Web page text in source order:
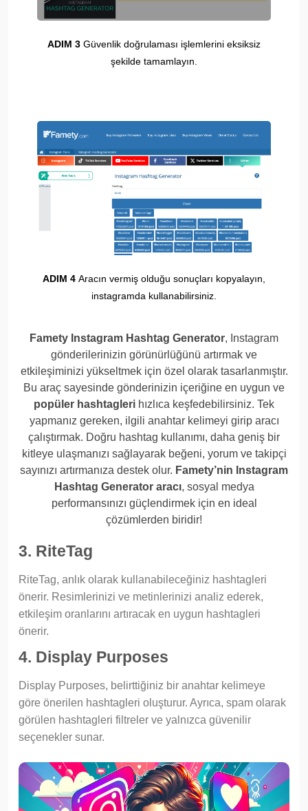
ADIM 3 Güvenlik doğrulaması işlemlerini eksiksiz
şekilde tamamlayın.
ADIM 4 Aracın vermiş olduğu sonuçları kopyalayın,
instagramda kullanabilirsiniz.
Famety Instagram Hashtag Generator, Instagram
gönderilerinizin görünürlüğünü artırmak ve
etkileşiminizi yükseltmek için özel olarak tasarlanmıştır.
Bu araç sayesinde gönderinizin içeriğine en uygun ve
popüler hashtagleri hızlıca keşfedebilirsiniz. Tek
yapmanız gereken, ilgili anahtar kelimeyi girip aracı
çalıştırmak. Doğru hashtag kullanımı, daha geniş bir
kitleye ulaşmanızı sağlayarak beğeni, yorum ve takipçi
sayınızı artırmanıza destek olur. Famety’nin Instagram
Hashtag Generator aracı, sosyal medya
performansınızı güçlendirmek için en ideal
çözümlerden biridir!
3. RiteTag
RiteTag, anlık olarak kullanabileceğiniz hashtagleri
önerir. Resimlerinizi ve metinlerinizi analiz ederek,
etkileşim oranlarını artıracak en uygun hashtagleri
önerir.
4. Display Purposes
Display Purposes, belirttiğiniz bir anahtar kelimeye
göre önerilen hashtagleri oluşturur. Ayrıca, spam olarak
görülen hashtagleri filtreler ve yalnızca güvenilir
seçenekler sunar.